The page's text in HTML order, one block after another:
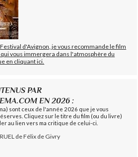
d'Avignon, je vous recommande le film
vous immergera dans l'atmosphère du
en cliquant ici.
PAR
EN 2026 :
sont ceux de l'année 2026 que je vous
Cliquez sur le titre du film (ou du livre)
au lien vers ma critique de celui-ci.
de Félix de Givry